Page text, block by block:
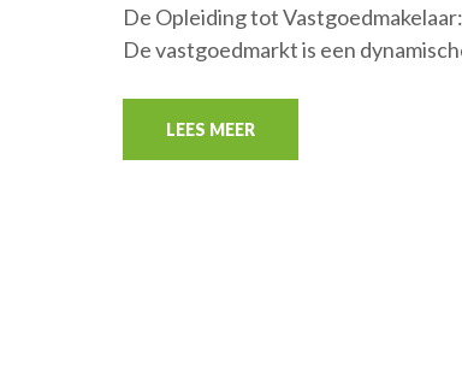
De Opleiding tot
De vastgoedmarkt is een
LEES MEER